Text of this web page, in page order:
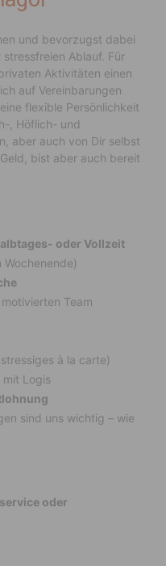
und bevorzugst dabei
Ablauf. Für
Aktivitäten einen
auf Vereinbarungen
flexible Persönlichkeit
, Höflich- und
aber auch von Dir selbst
bist aber auch bereit
oder Vollzeit
Team
stressiges à la carte)
mit Logis
sind uns wichtig – wie
oder